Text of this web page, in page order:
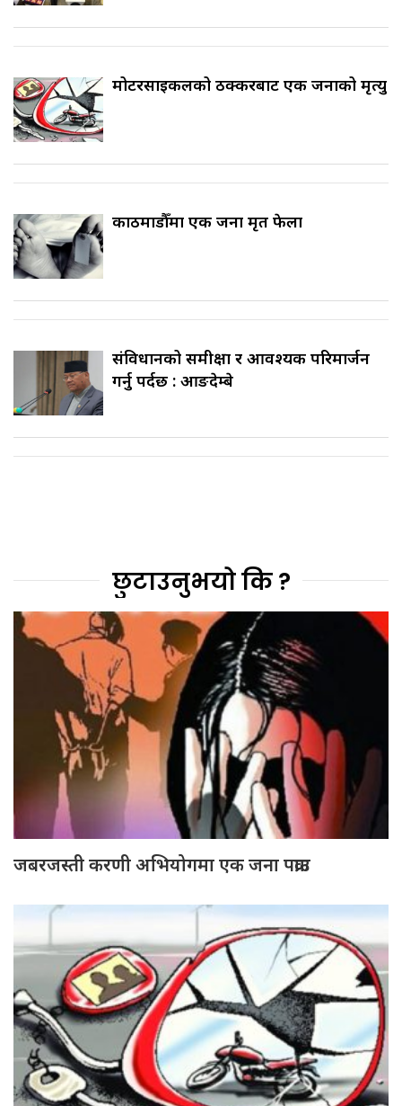
मोटरसाइकलको ठक्करबाट एक जनाको मृत्यु
काठमाडौँमा एक जना मृत फेला
संविधानको समीक्षा र आवश्यक परिमार्जन
गर्नु पर्दछ : आङदेम्बे
छुटाउनुभयो कि ?
जबरजस्ती करणी अभियोगमा एक जना पक्राउ